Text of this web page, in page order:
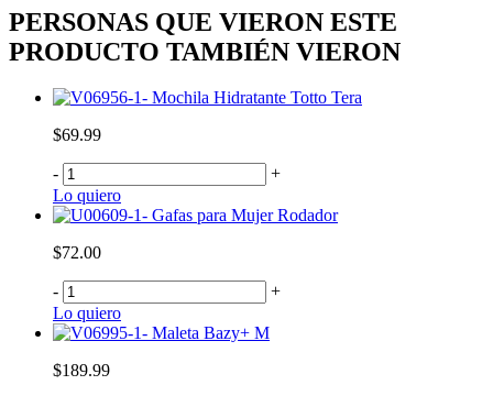
PERSONAS QUE VIERON ESTE
PRODUCTO TAMBIÉN VIERON
Mochila Hidratante Totto Tera
$69.99
-
+
Lo quiero
Gafas para Mujer Rodador
$72.00
-
+
Lo quiero
Maleta Bazy+ M
$189.99